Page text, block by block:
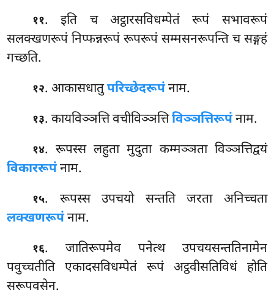
११. इति च अट्ठारसविधम्पेतं रूपं सभावरूपं
सलक्खणरूपं निप्फन्नरूपं रूपरूपं सम्मसनरूपन्ति च सङ्गहं
गच्छति.
१२. आकासधातुपरिच्छेदरूपंनाम.
१३. कायविञ्ञत्ति वचीविञ्ञत्तिविञ्ञत्तिरूपंनाम.
१४. रूपस्स लहुता मुदुता कम्मञ्ञता विञ्ञत्तिद्वयं
विकाररूपंनाम.
१५. रूपस्स उपचयो सन्तति जरता अनिच्चता
लक्खणरूपंनाम.
१६. जातिरूपमेव पनेत्थ उपचयसन्ततिनामेन
पवुच्चतीति एकादसविधम्पेतं रूपं अट्ठवीसतिविधं होति
सरूपवसेन.